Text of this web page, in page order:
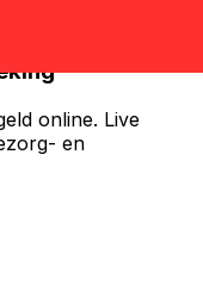
online. Live
en